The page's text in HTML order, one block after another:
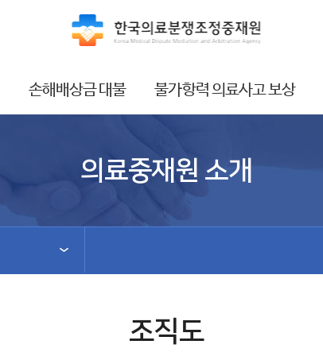
손해배상금 대불 불가항력 의료사고 보상
의료중재원 소개
조직도